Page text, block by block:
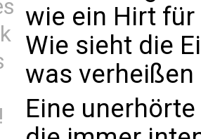
wie ein Hirt
Wie sieht die
was verheißen
Eine